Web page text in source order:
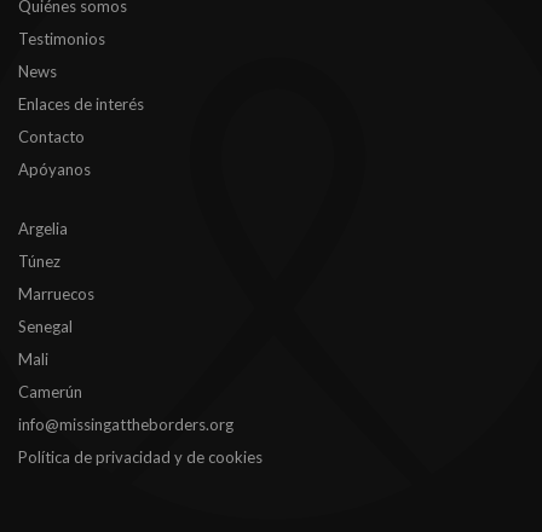
Quiénes somos
Testimonios
News
Enlaces de interés
Contacto
Apóyanos
Argelia
Túnez
Marruecos
Senegal
Mali
Camerún
info@missingattheborders.org
Política de privacidad y de cookies